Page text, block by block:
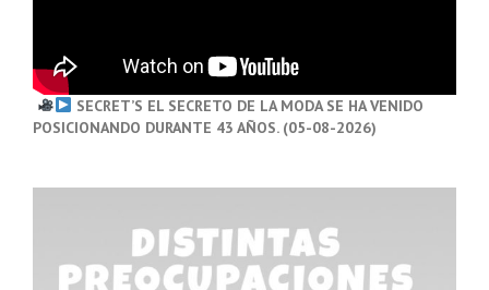
SECRET’S EL SECRETO DE LA MODA SE HA VENIDO
POSICIONANDO DURANTE 43 AÑOS. (05-08-2026)